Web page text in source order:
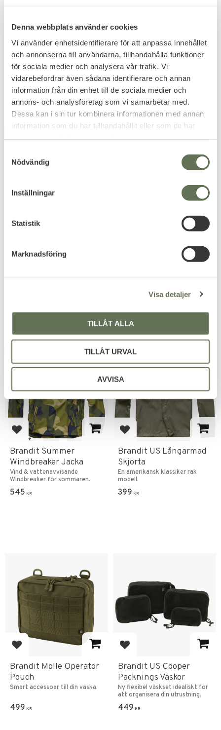
Denna webbplats använder cookies
Vi använder enhetsidentifierare för att anpassa innehållet
och annonserna till användarna, tillhandahålla funktioner
för sociala medier och analysera vår trafik. Vi
vidarebefordrar även sådana identifierare och annan
information från din enhet till de sociala medier och
annons- och analysföretag som vi samarbetar med.
Dessa kan i sin tur kombinera informationen med annan
information som du har tillhandahållit eller som de har
Nödvändig
Inställningar
Statistik
Marknadsföring
Visa detaljer
TILLÅT ALLA
TILLÅT URVAL
AVVISA
Brandit Cooper Assault
Large
En funktionell ryggsäck för
resan, gymmet, skolan eller
campingen.
599
Brandit Fältryggsäck
Kampfrucksack är ett pålitligt
499
130x3,5cm
149KR
Lägg till i favoriter
Brandit Beach Flip-flops
för badhus eller stranden.
139KR
Lägg till i favoriter
Brandit Summer
Windbreaker Jacka
Vind & vattenavvisande
Windbreaker för sommaren.
545 KR
Lägg till i favoriter
Brandit US Långärmad
Skjorta
En amerikansk klassiker rak
modell.
399 KR
FAVORIT
Lägg till i favoriter
Brandit Molle Operator
Pouch
Smart accessoar till din väska.
499 KR
Lägg till i favoriter
Brandit US Cooper
Packnings Väskor
Ny flexibel väskset idealiskt för
att organisera din utrustning.
449 KR